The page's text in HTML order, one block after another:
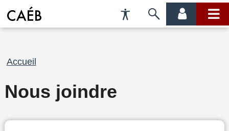
Préférences
d'accessibilité
Passer
menu
menu
Fil
Accueil
Nous joindre